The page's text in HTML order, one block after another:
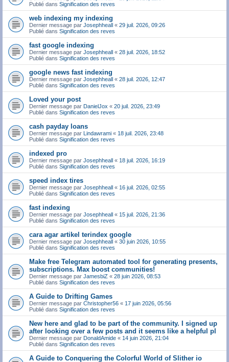
Publié dans Signification des reves
web indexing my indexing
Dernier message par Josephheall « 29 juil. 2026, 09:26
Publié dans Signification des reves
fast google indexing
Dernier message par Josephheall « 28 juil. 2026, 18:52
Publié dans Signification des reves
google news fast indexing
Dernier message par Josephheall « 28 juil. 2026, 12:47
Publié dans Signification des reves
Loved your post
Dernier message par DanielJox « 20 juil. 2026, 23:49
Publié dans Signification des reves
cash payday loans
Dernier message par Lindawrami « 18 juil. 2026, 23:48
Publié dans Signification des reves
indexed pro
Dernier message par Josephheall « 18 juil. 2026, 16:19
Publié dans Signification des reves
speed index tires
Dernier message par Josephheall « 16 juil. 2026, 02:55
Publié dans Signification des reves
fast indexing
Dernier message par Josephheall « 15 juil. 2026, 21:36
Publié dans Signification des reves
cara agar artikel terindex google
Dernier message par Josephheall « 30 juin 2026, 10:55
Publié dans Signification des reves
Make free Telegram automated tool for generating presents,
subscriptions. Max boost communities!
Dernier message par JamesbiZ « 28 juin 2026, 08:53
Publié dans Signification des reves
A Guide to Drifting Games
Dernier message par Christopher56 « 17 juin 2026, 05:56
Publié dans Signification des reves
New here and glad to be part of the community. I signed up
after looking over a few posts and it seems like a helpful pl
Dernier message par DonaldAmide « 14 juin 2026, 21:04
Publié dans Signification des reves
A Guide to Conquering the Colorful World of Slither io